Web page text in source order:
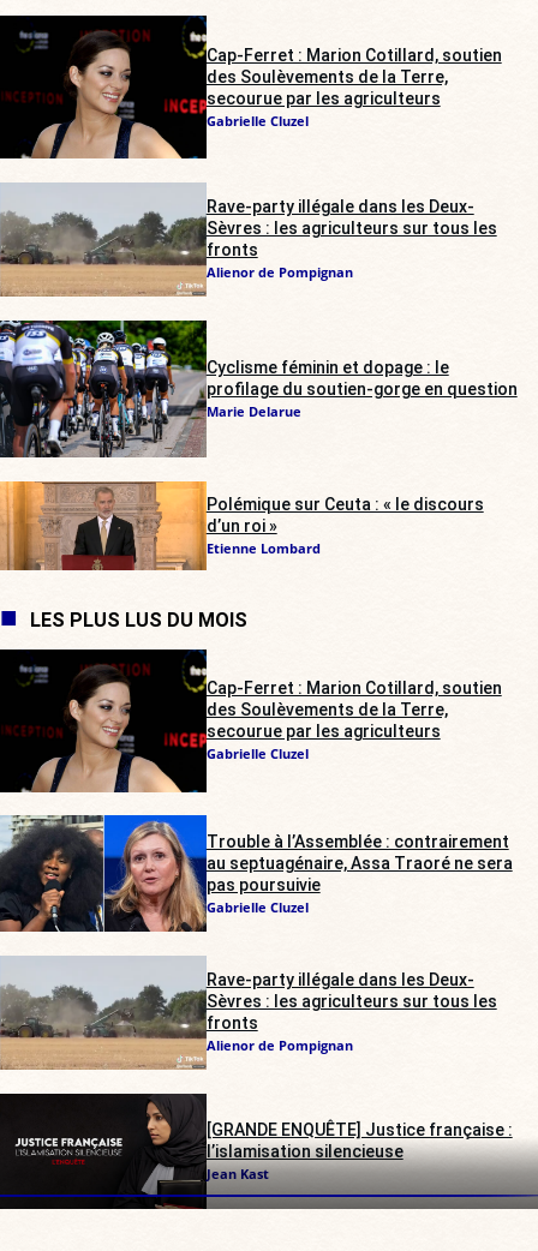
Cap-Ferret : Marion Cotillard, soutien
des Soulèvements de la Terre,
secourue par les agriculteurs
Gabrielle Cluzel
Rave-party illégale dans les Deux-
Sèvres : les agriculteurs sur tous les
fronts
Alienor de Pompignan
Cyclisme féminin et dopage : le
profilage du soutien-gorge en question
Marie Delarue
Polémique sur Ceuta : « le discours
d’un roi »
Etienne Lombard
LES PLUS LUS DU MOIS
Cap-Ferret : Marion Cotillard, soutien
des Soulèvements de la Terre,
secourue par les agriculteurs
Gabrielle Cluzel
Trouble à l’Assemblée : contrairement
au septuagénaire, Assa Traoré ne sera
pas poursuivie
Gabrielle Cluzel
Rave-party illégale dans les Deux-
Sèvres : les agriculteurs sur tous les
fronts
Alienor de Pompignan
[GRANDE ENQUÊTE] Justice française :
l’islamisation silencieuse
Jean Kast